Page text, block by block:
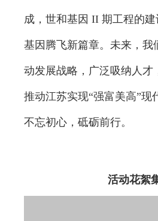
成，世和基因 II 期工程的
基因腾飞新篇章。未来，我
动发展战略，广泛吸纳人才
推动江苏实现“强富美高”现
不忘初心，砥砺前行。
活动花絮